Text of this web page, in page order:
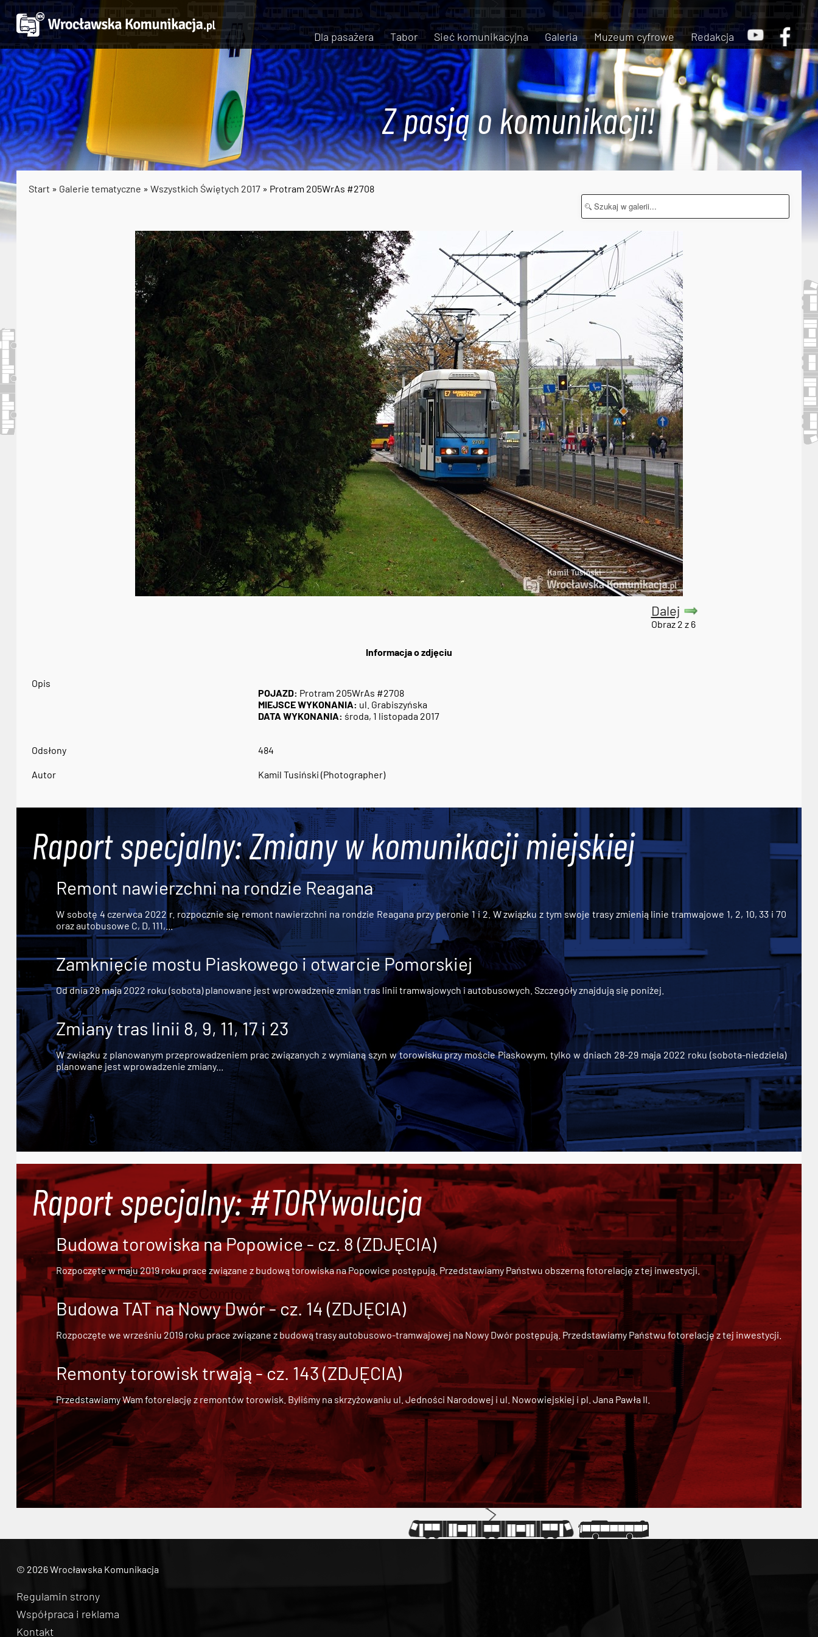
Dla pasażera Tabor Sieć komunikacyjna Galeria Muzeum cyfrowe Redakcja
Z pasją o komunikacji!
Start » Galerie tematyczne » Wszystkich Świętych 2017 » Protram 205WrAs #2708
Dalej
Obraz 2 z 6
Informacja o zdjęciu
Opis
POJAZD: Protram 205WrAs #2708
MIEJSCE WYKONANIA: ul. Grabiszyńska
DATA WYKONANIA: środa, 1 listopada 2017
Odsłony 484
Autor Kamil Tusiński (Photographer)
Raport specjalny: Zmiany w komunikacji miejskiej
Remont nawierzchni na rondzie Reagana
W sobotę 4 czerwca 2022 r. rozpocznie się remont nawierzchni na rondzie Reagana przy peronie 1 i 2. W związku z tym swoje trasy zmienią linie tramwajowe 1, 2, 10, 33 i 70
oraz autobusowe C, D, 111,...
Zamknięcie mostu Piaskowego i otwarcie Pomorskiej
Od dnia 28 maja 2022 roku (sobota) planowane jest wprowadzenie zmian tras linii tramwajowych i autobusowych. Szczegóły znajdują się poniżej.
Zmiany tras linii 8, 9, 11, 17 i 23
W związku z planowanym przeprowadzeniem prac związanych z wymianą szyn w torowisku przy moście Piaskowym, tylko w dniach 28-29 maja 2022 roku (sobota-niedziela)
planowane jest wprowadzenie zmiany...
Raport specjalny: #TORYwolucja
Budowa torowiska na Popowice - cz. 8 (ZDJĘCIA)
Rozpoczęte w maju 2019 roku prace związane z budową torowiska na Popowice postępują. Przedstawiamy Państwu obszerną fotorelację z tej inwestycji.
Budowa TAT na Nowy Dwór - cz. 14 (ZDJĘCIA)
Rozpoczęte we wrześniu 2019 roku prace związane zbudową trasy autobusowo-tramwajowej na Nowy Dwórpostępują. Przedstawiamy Państwu fotorelację z tej inwestycji.
Remonty torowisk trwają - cz. 143 (ZDJĘCIA)
Przedstawiamy Wam fotorelację z remontów torowisk. Byliśmy na skrzyżowaniu ul. Jedności Narodowej i ul. Nowowiejskiej i pl. Jana Pawła II.
© 2026 Wrocławska Komunikacja
Regulamin strony
Współpraca i reklama
Kontakt